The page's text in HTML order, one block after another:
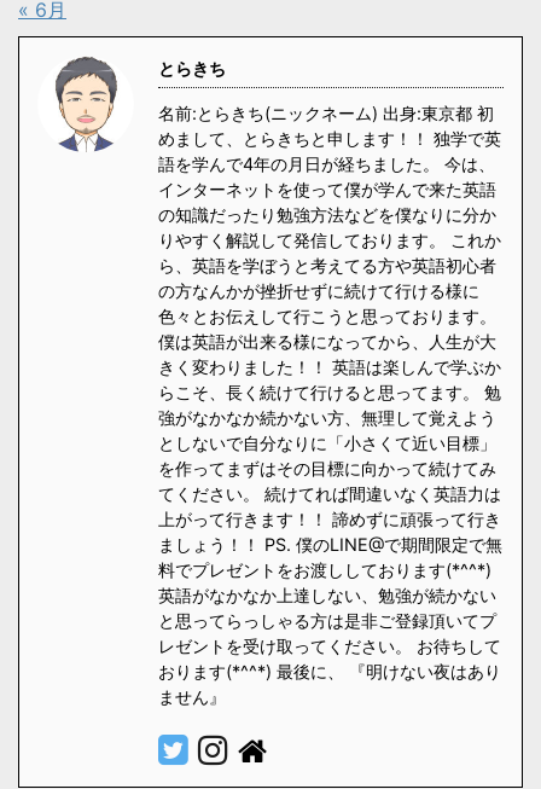
« 6月
とらきち
名前:とらきち(ニックネーム) 出身:東京都 初
めまして、とらきちと申します！！ 独学で英
語を学んで4年の月日が経ちました。 今は、
インターネットを使って僕が学んで来た英語
の知識だったり勉強方法などを僕なりに分か
りやすく解説して発信しております。 これか
ら、英語を学ぼうと考えてる方や英語初心者
の方なんかが挫折せずに続けて行ける様に
色々とお伝えして行こうと思っております。
僕は英語が出来る様になってから、人生が大
きく変わりました！！ 英語は楽しんで学ぶか
らこそ、長く続けて行けると思ってます。 勉
強がなかなか続かない方、無理して覚えよう
としないで自分なりに「小さくて近い目標」
を作ってまずはその目標に向かって続けてみ
てください。 続けてれば間違いなく英語力は
上がって行きます！！ 諦めずに頑張って行き
ましょう！！ PS. 僕のLINE@で期間限定で無
料でプレゼントをお渡ししております(*^^*)
英語がなかなか上達しない、勉強が続かない
と思ってらっしゃる方は是非ご登録頂いてプ
レゼントを受け取ってください。 お待ちして
おります(*^^*) 最後に、 『明けない夜はあり
ません』